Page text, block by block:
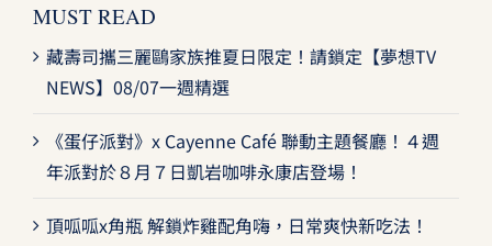
MUST READ
藏壽司攜三麗鷗家族推夏日限定！請鎖定【夢想TV
NEWS】08/07一週精選
《蛋仔派對》x Cayenne Café 聯動主題餐廳！４週
年派對於８月７日凱岩咖啡永康店登場！
頂呱呱x角瓶 解鎖炸雞配角嗨，日常爽快新吃法！